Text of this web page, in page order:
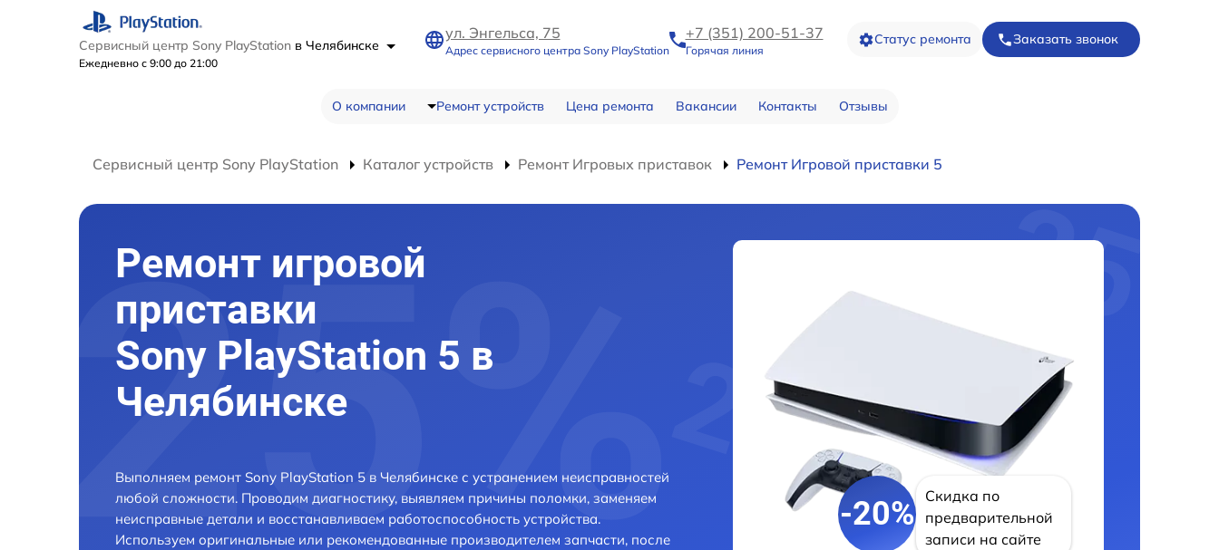
Сервисный центр Sony PlayStation в Челябинске
Ежедневно с 9:00 до 21:00
ул. Энгельса, 75
Адрес сервисного центра Sony PlayStation
+7 (351) 200-51-37
Горячая линия
Статус ремонта Заказать звонок
О компании Ремонт устройств Цена ремонта Вакансии Контакты Отзывы
Сервисный центр Sony PlayStation Каталог устройств Ремонт Игровых приставок Ремонт Игровой приставки 5
Ремонт игровой
приставки
Sony PlayStation 5 в
Челябинске
Выполняем ремонт Sony PlayStation 5 в Челябинске с устранением неисправностей
любой сложности. Проводим диагностику, выявляем причины поломки, заменяем
неисправные детали и восстанавливаем работоспособность устройства.
Используем оригинальные или рекомендованные производителем запчасти, после
-20%
Скидка по
предварительной
записи на сайте